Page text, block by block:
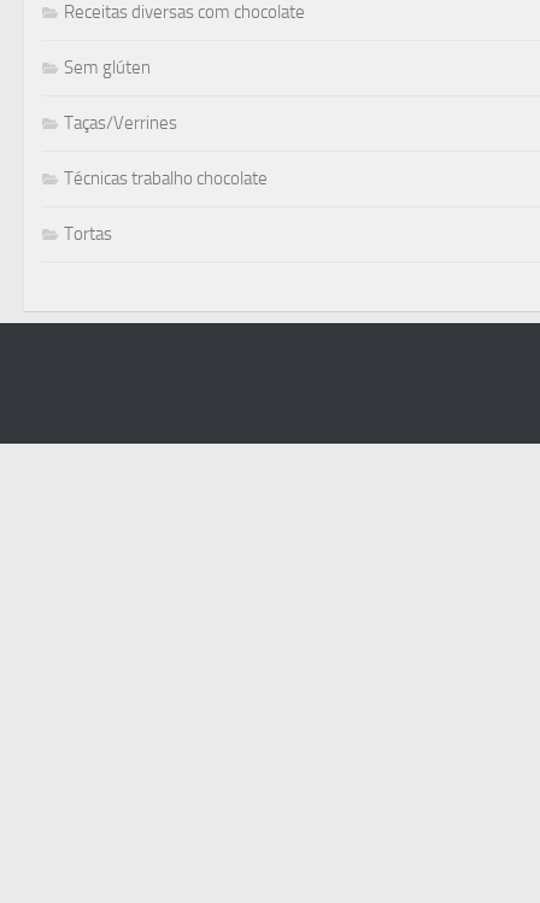
Receitas diversas com chocolate
Sem glúten
Taças/Verrines
Técnicas trabalho chocolate
Tortas